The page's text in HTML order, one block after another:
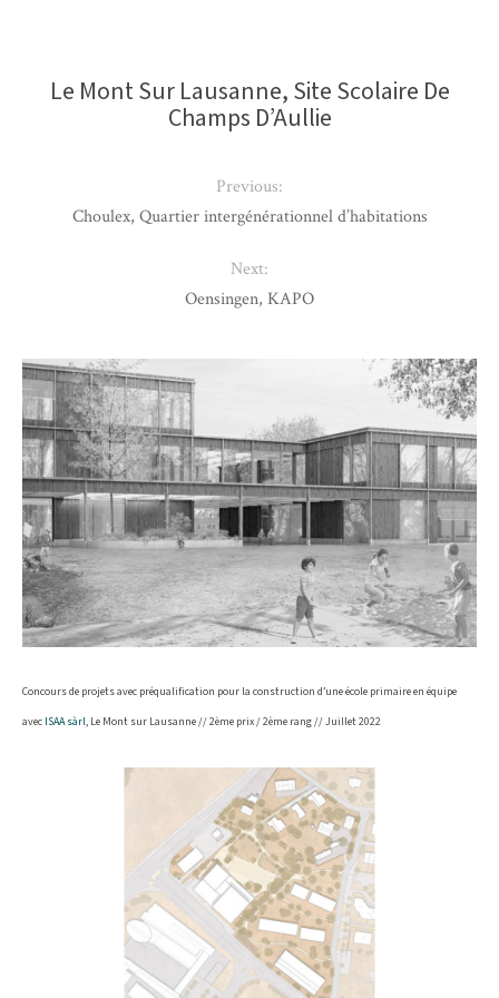
Concours de projets avec préqualification pour la construction d’une école primaire en équipe
avec ISAA sàrl, Le Mont sur Lausanne // 2ème prix / 2ème rang // Juillet 2022
Le Mont Sur Lausanne, Site Scolaire De
Champs D’Aullie
Previous:
Choulex, Quartier intergénérationnel d’habitations
Next:
Oensingen, KAPO